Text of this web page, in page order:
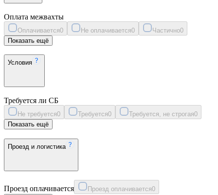
Оплата межвахты
Оплачивается0 Не оплачивается0 Частично0
Показать ещё
Условия
Требуется ли СБ
Не требуется0 Требуется0 Требуется, не строгая0
Показать ещё
Проезд и логистика
Проезд оплачивается Проезд оплачивается0